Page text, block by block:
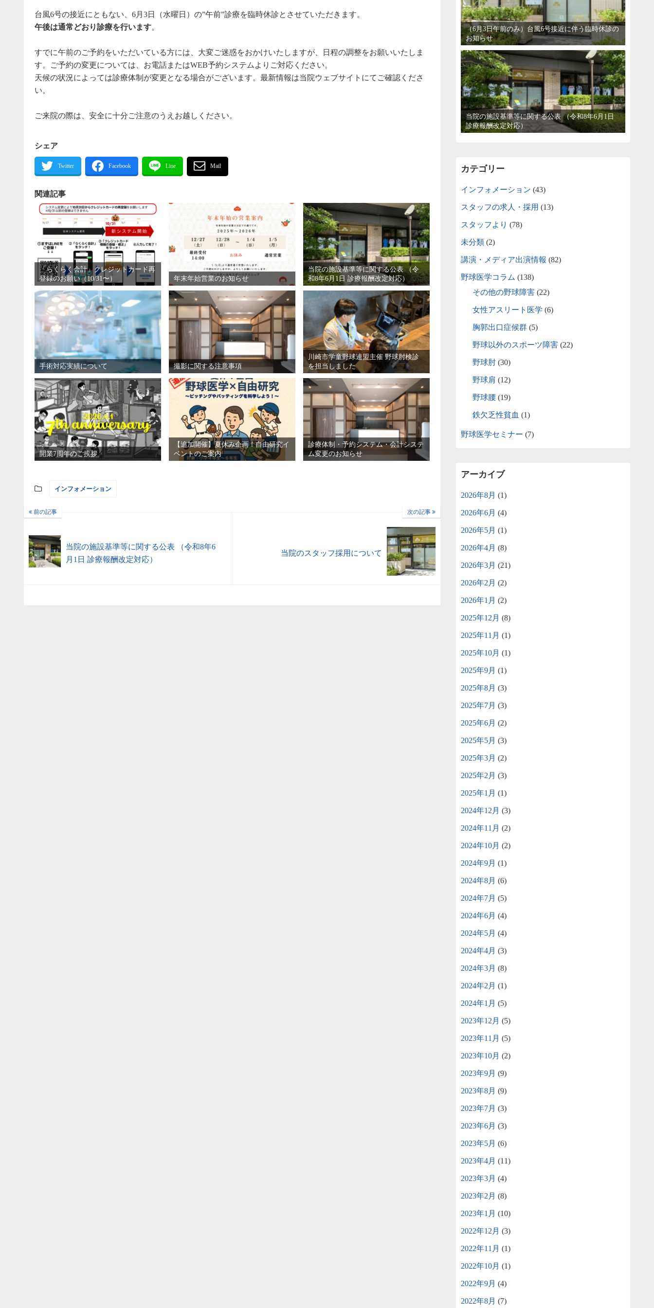
台風6号の接近にともない、6月3日（水曜日）の”午前”診療を臨時休診とさせていただきます。
午後は通常どおり診療を行います。
すでに午前のご予約をいただいている方には、大変ご迷惑をおかけいたしますが、日程の調整をお願いいたしま
す。ご予約の変更については、お電話またはWEB予約システムよりご対応ください。
天候の状況によっては診療体制が変更となる場合がございます。最新情報は当院ウェブサイトにてご確認くださ
い。
ご来院の際は、安全に十分ご注意のうえお越しください。
シェア
関連記事
「らくらく会計」クレジットカード再
登録のお願い（10/31〜）
年末年始営業のお知らせ
当院の施設基準等に関する公表 （令
和8年6月1日 診療報酬改定対応）
手術対応実績について 撮影に関する注意事項
川崎市学童野球連盟主催 野球肘検診
を担当しました
開業7周年のご挨拶
【追加開催】夏休み企画！自由研究イ
ベントのご案内
診療体制・予約システム・会計システ
ム変更のお知らせ
インフォメーション
前の記事
当院の施設基準等に関する公表 （令和8年6
月1日 診療報酬改定対応）
次の記事
当院のスタッフ採用について
（6月3日午前のみ）台風6号接近に伴う臨時休診の
お知らせ
当院の施設基準等に関する公表 （令和8年6月1日
診療報酬改定対応）
カテゴリー
インフォメーション (43)
スタッフの求人・採用 (13)
スタッフより (78)
未分類 (2)
講演・メディア出演情報 (82)
野球医学コラム (138)
その他の野球障害 (22)
女性アスリート医学 (6)
胸郭出口症候群 (5)
野球以外のスポーツ障害 (22)
野球肘 (30)
野球肩 (12)
野球腰 (19)
鉄欠乏性貧血 (1)
野球医学セミナー (7)
アーカイブ
2026年8月 (1)
2026年6月 (4)
2026年5月 (1)
2026年4月 (8)
2026年3月 (21)
2026年2月 (2)
2026年1月 (2)
2025年12月 (8)
2025年11月 (1)
2025年10月 (1)
2025年9月 (1)
2025年8月 (3)
2025年7月 (3)
2025年6月 (2)
2025年5月 (3)
2025年3月 (2)
2025年2月 (3)
2025年1月 (1)
2024年12月 (3)
2024年11月 (2)
2024年10月 (2)
2024年9月 (1)
2024年8月 (6)
2024年7月 (5)
2024年6月 (4)
2024年5月 (4)
2024年4月 (3)
2024年3月 (8)
2024年2月 (1)
2024年1月 (5)
2023年12月 (5)
2023年11月 (5)
2023年10月 (2)
2023年9月 (9)
2023年8月 (9)
2023年7月 (3)
2023年6月 (3)
2023年5月 (6)
2023年4月 (11)
2023年3月 (4)
2023年2月 (8)
2023年1月 (10)
2022年12月 (3)
2022年11月 (1)
2022年10月 (1)
2022年9月 (4)
2022年8月 (7)